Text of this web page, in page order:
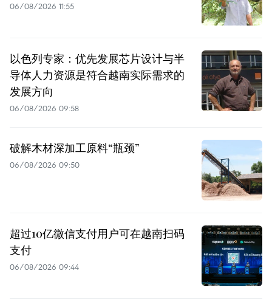
06/08/2026 11:55
以色列专家：优先发展芯片设计与半
导体人力资源是符合越南实际需求的
发展方向
06/08/2026 09:58
破解木材深加工原料“瓶颈”
06/08/2026 09:50
超过10亿微信支付用户可在越南扫码
支付
06/08/2026 09:44